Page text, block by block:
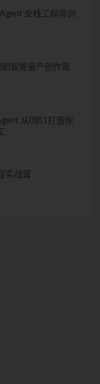
全栈工程师训
智能量产创作营
从0到1打造你
实战营